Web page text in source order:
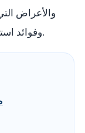
والأعراض
وفوائد استخدام المنظار، ومرحلة التعافي بعد العملية.